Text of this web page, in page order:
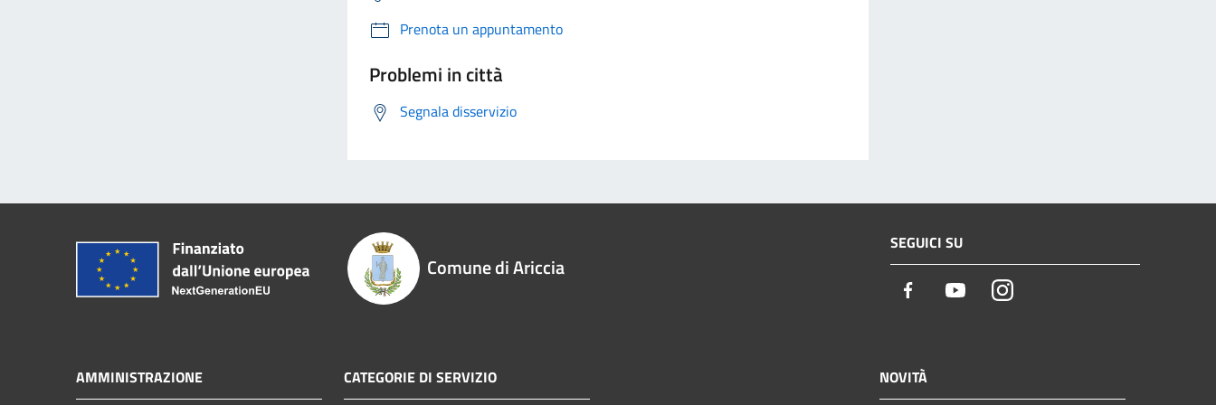
Prenota un appuntamento
Problemi in città
Segnala disservizio
Comune di Ariccia
SEGUICI SU
Facebook YoutubeInstagram
AMMINISTRAZIONE CATEGORIE DI SERVIZIO NOVITÀ